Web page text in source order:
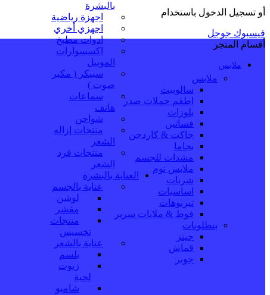
بالبشرة
اجهزة رياضية
اجهزي أخري
ادوات مطبخ
اكسسوارات
الموبيل
سبيكر ( مكبر
صوت )
سماعات
هاتف
شواحن
منتجات إزاله
الشعر
منتجات فرد
الشعر
العناية بالبشرة
عناية بالجسم
لوشن
مقشر
منتجات
تخسيس
عناية بالشعر
بلسم
زيوت
لحية
شامبو
أو تسجيل الدخول باستخدام
فيسبوك جوجل
أقسام المتجر
ملابس
ملابس
سالوبيت
اطقم حملات صدر
بلوزات
فساتين
جاكت & كاردجن
بجاما
مشدات للجسم
ملابس نوم
شربات
اساسيات
تيرنوهات
فوط & ملايات سرير
بنطلونات
جينز
قماش
جوبر